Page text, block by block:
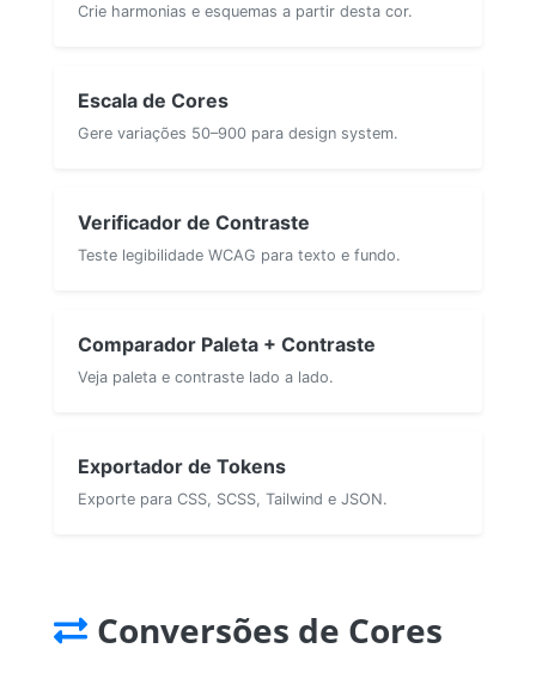
Crie harmonias e esquemas a partir desta cor.
Escala de Cores
Gere variações 50–900 para design system.
Verificador de Contraste
Teste legibilidade WCAG para texto e fundo.
Comparador Paleta + Contraste
Veja paleta e contraste lado a lado.
Exportador de Tokens
Exporte para CSS, SCSS, Tailwind e JSON.
Conversões de Cores